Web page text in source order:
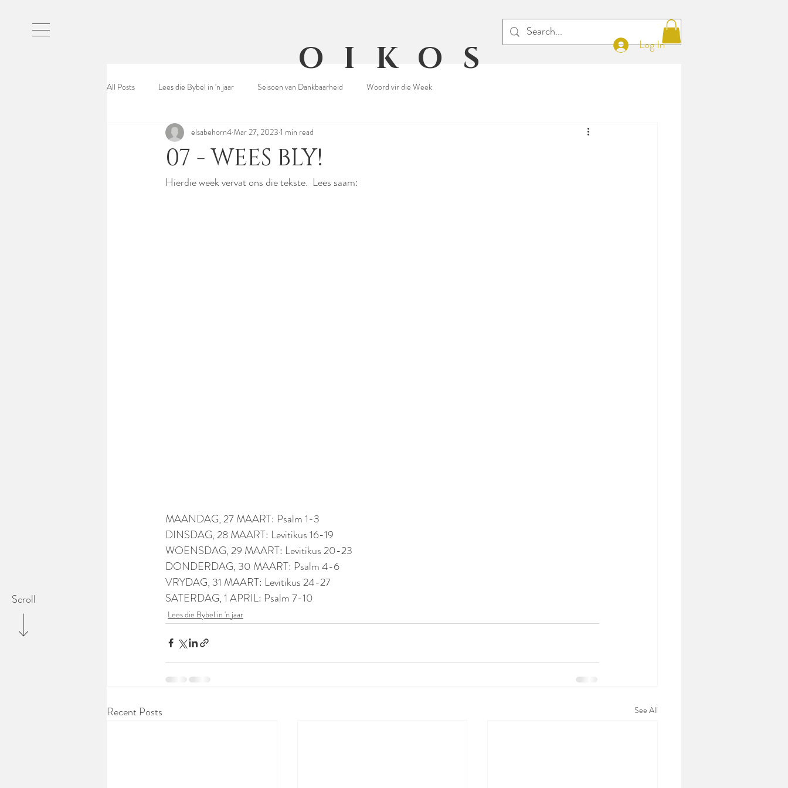
OIKOS Log In
Scroll
All Posts Lees die Bybel in 'n jaar Seisoen van Dankbaarheid Woord vir die Week
07 - WEES BLY!
elsabehorn4Mar 27, 2023 1 min read
Hierdie week vervat ons die tekste.  Lees saam:
MAANDAG, 27 MAART: Psalm 1-3
DINSDAG, 28 MAART: Levitikus 16-19
WOENSDAG, 29 MAART: Levitikus 20-23
DONDERDAG, 30 MAART: Psalm 4-6
VRYDAG, 31 MAART: Levitikus 24-27
SATERDAG, 1 APRIL: Psalm 7-10
Lees die Bybel in 'n jaar
Recent Posts See All